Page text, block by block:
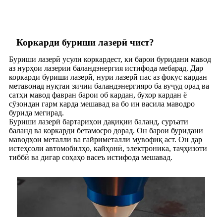
Коркарди буриши лазерӣ чист?
Буриши лазерӣ усули коркардест, ки барои буридани мавод
аз нурҳои лазерии баландэнергия истифода мебарад. Дар
коркарди буриши лазерӣ, нури лазерӣ пас аз фокус кардан
метавонад нуқтаи зичии баландэнергияро ба вуҷуд орад ва
сатҳи мавод фавран барои об кардан, бухор кардан ё
сӯзондан гарм карда мешавад ва бо ин васила маводро
бурида мегирад.
Буриши лазерӣ бартариҳои дақиқии баланд, суръати
баланд ва коркарди бетамосро дорад. Он барои буридани
маводҳои металлӣ ва ғайриметаллӣ мувофиқ аст. Он дар
истеҳсоли автомобилҳо, кайҳонӣ, электроника, таҷҳизоти
тиббӣ ва дигар соҳаҳо васеъ истифода мешавад.